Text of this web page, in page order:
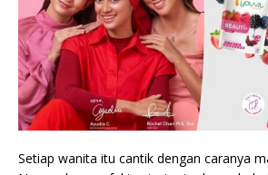
Setiap wanita itu cantik dengan caranya